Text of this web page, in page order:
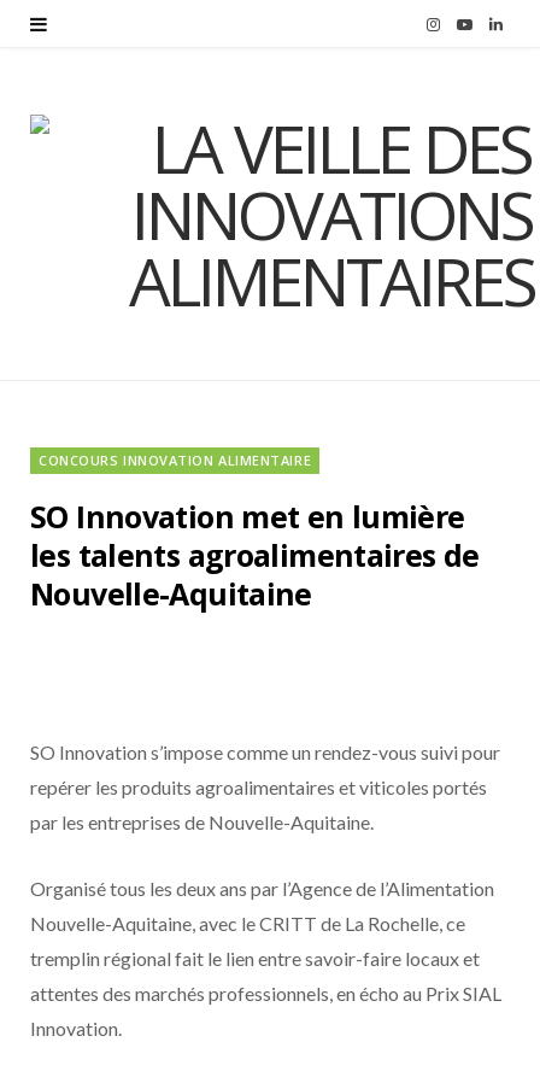
I
t
g
Y
T
u
b
L
k
e
d
CONCOURS INNOVATION ALIMENTAIRE
SO Innovation met en lumière
les talents agroalimentaires de
Nouvelle-Aquitaine
SO Innovation s’impose comme un rendez-vous suivi pour
repérer les produits agroalimentaires et viticoles portés
par les entreprises de Nouvelle-Aquitaine.
Organisé tous les deux ans par l’Agence de l’Alimentation
Nouvelle-Aquitaine, avec le CRITT de La Rochelle, ce
tremplin régional fait le lien entre savoir-faire locaux et
attentes des marchés professionnels, en écho au Prix SIAL
Innovation.